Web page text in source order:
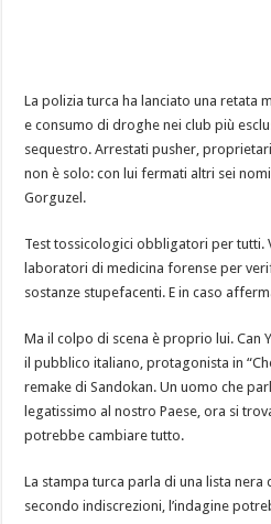
La polizia turca ha lanciato una retata
e consumo di droghe nei club più
sequestro. Arrestati pusher,
non è solo: con lui fermati altri sei
Gorguzel.
Test tossicologici obbligatori per tutti.
laboratori di medicina forense per
sostanze stupefacenti. E in caso
Ma il colpo di scena è proprio lui. Can
il pubblico italiano, protagonista in
remake di Sandokan. Un uomo che
legatissimo al nostro Paese, ora si
potrebbe cambiare tutto.
La stampa turca parla di una lista nera
secondo indiscrezioni, l’indagine